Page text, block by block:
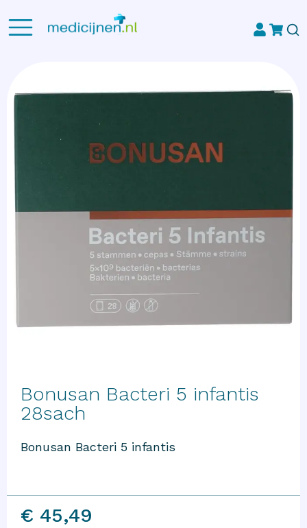
Bonusan Bacteri 5 infantis
28sach
Bonusan Bacteri 5 infantis
€ 45,49